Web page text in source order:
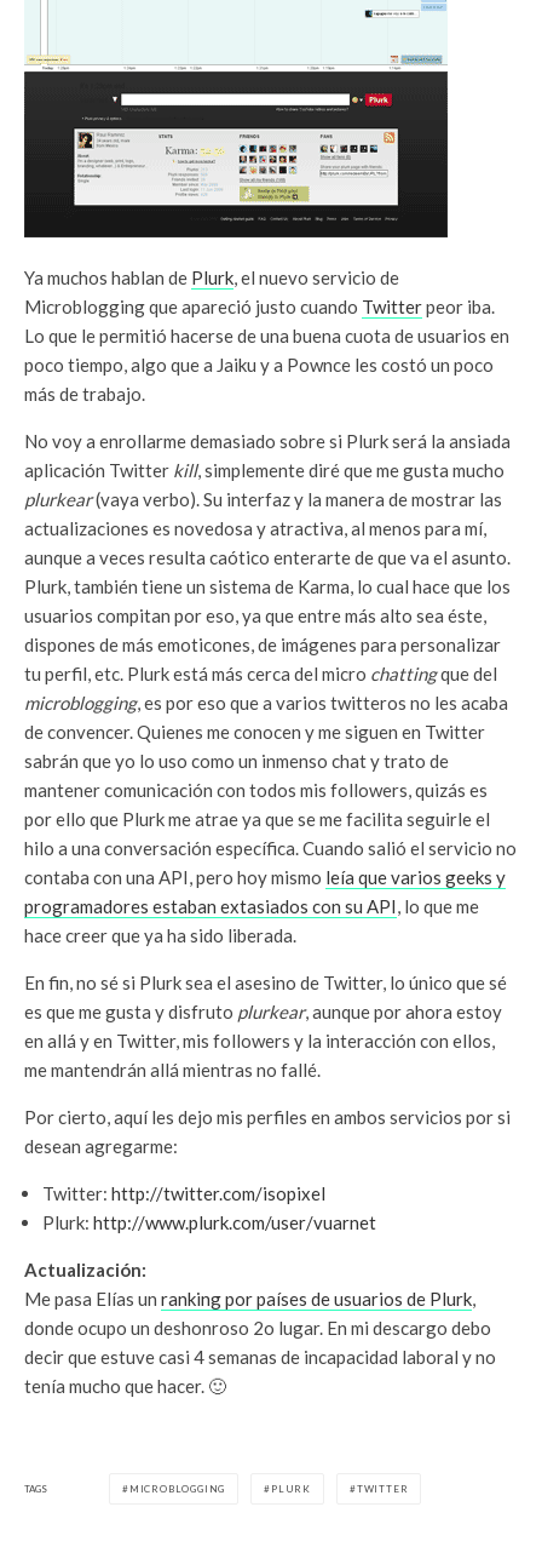
Ya muchos hablan de Plurk, el nuevo servicio de
Microblogging que apareció justo cuando Twitterpeor iba.
Lo que le permitió hacerse de una buena cuota de usuarios en
poco tiempo, algo que a Jaiku y a Pownce les costó un poco
más de trabajo.
No voy a enrollarme demasiado sobre si Plurk será la ansiada
aplicación Twitter kill, simplemente diré que me gusta mucho
plurkear(vaya verbo). Su interfaz y la manera de mostrar las
actualizaciones es novedosa y atractiva, al menos para mí,
aunque a veces resulta caótico enterarte de que va el asunto.
Plurk, también tiene un sistema de Karma, lo cual hace que los
usuarios compitan por eso, ya que entre más alto sea éste,
dispones de más emoticones, de imágenes para personalizar
tu perfil, etc. Plurk está más cerca del micro chattingque del
microblogging, es por eso que a varios twitteros no les acaba
de convencer. Quienes me conocen y me siguen en Twitter
sabrán que yo lo uso como un inmenso chat y trato de
mantener comunicación con todos mis followers, quizás es
por ello que Plurk me atrae ya que se me facilita seguirle el
hilo a una conversación específica. Cuando salió el servicio no
contaba con una API, pero hoy mismo leía que varios geeks y
programadores estaban extasiados con su API, lo que me
hace creer que ya ha sido liberada.
En fin, no sé si Plurk sea el asesino de Twitter, lo único que sé
es que me gusta y disfruto plurkear, aunque por ahora estoy
en allá y en Twitter, mis followers y la interacción con ellos,
me mantendrán allá mientras no fallé.
Por cierto, aquí les dejo mis perfiles en ambos servicios por si
desean agregarme:
Twitter: http://twitter.com/isopixel
Plurk: http://www.plurk.com/user/vuarnet
Actualización:
Me pasa Elías un ranking por países de usuarios de Plurk,
donde ocupo un deshonroso 2o lugar. En mi descargo debo
decir que estuve casi 4 semanas de incapacidad laboral y no
tenía mucho que hacer. 🙂
TAGS MICROBLOGGING PLURK TWITTER